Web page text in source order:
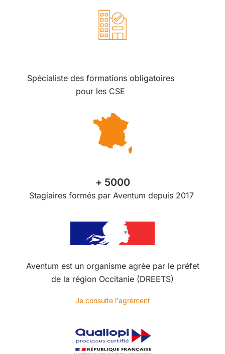
Spécialiste des formations obligatoires
pour les CSE
+ 5000
Stagiaires formés par Aventum depuis 2017
Aventum est un organisme agrée par le préfet
de la région Occitanie (DREETS)
Je consulte l'agrément